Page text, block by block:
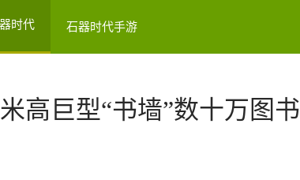
时代 石器时代手游
高巨型“书墙”数十万图